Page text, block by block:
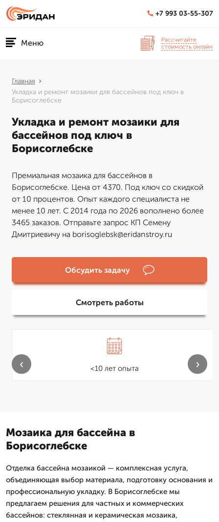
+7 993 03-55-307
Меню
Рассчитайте
стоимость онлайн
Главная
Укладка и ремонт мозаики для бассейнов под ключ в
Борисоглебске
Укладка и ремонт мозаики для
бассейнов под ключ в
Борисоглебске
Премиальная мозаика для бассейнов в
Борисоглебске. Цена от 4370. Под ключ со скидкой
от 10 процентов. Опыт каждого специалиста не
менее 10 лет. С 2014 года по 2026 вополнено более
3465 заказов. Отправьте запрос КП Семену
Дмитриевичу на borisoglebsk@eridanstroy.ru
Обсудить задачу
Смотреть работы
<10 лет опыта
‹ ›
Мозаика для бассейна в
Борисоглебске
Отделка бассейна мозаикой — комплексная услуга,
объединяющая выбор материала, подготовку основания и
профессиональную укладку. В Борисоглебске мы
предлагаем решения для частных и коммерческих
бассейнов: стеклянная и керамическая мозаика,